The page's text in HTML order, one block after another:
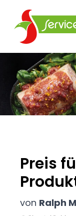
Preis
von Ralph